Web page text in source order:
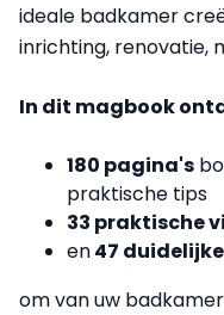
ideale badkamer
inrichting, renovatie,
In dit magbook
180 pagina's
praktische tips
33 praktische
en47
om van uw